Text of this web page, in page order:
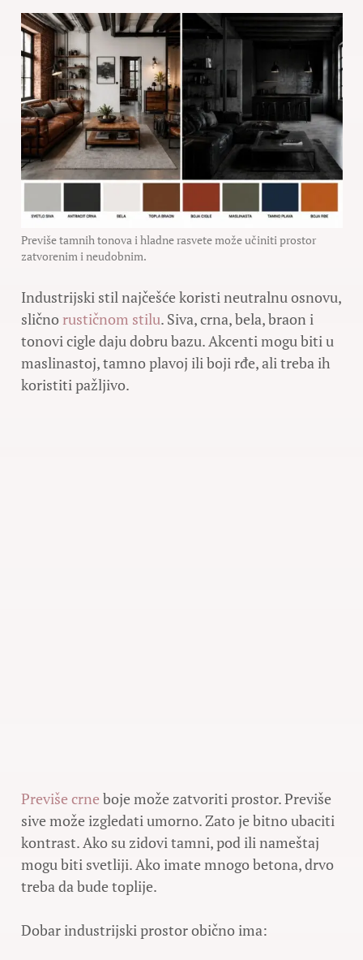
Previše tamnih tonova i hladne rasvete može učiniti prostor
zatvorenim i neudobnim.
Industrijski stil najčešće koristi neutralnu osnovu,
sličnorustičnom stilu. Siva, crna, bela, braon i
tonovi cigle daju dobru bazu. Akcenti mogu biti u
maslinastoj, tamno plavoj ili boji rđe, ali treba ih
koristiti pažljivo.
Previše crne boje može zatvoriti prostor. Previše
sive može izgledati umorno. Zato je bitno ubaciti
kontrast. Ako su zidovi tamni, pod ili nameštaj
mogu biti svetliji. Ako imate mnogo betona, drvo
treba da bude toplije.
Dobar industrijski prostor obično ima: